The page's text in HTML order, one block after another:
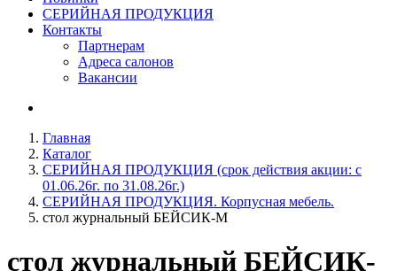
СЕРИЙНАЯ ПРОДУКЦИЯ
Контакты
Партнерам
Адреса салонов
Вакансии
Главная
Каталог
СЕРИЙНАЯ ПРОДУКЦИЯ (срок действия акции: с
01.06.26г. по 31.08.26г.)
СЕРИЙНАЯ ПРОДУКЦИЯ. Корпусная мебель.
стол журнальный БЕЙСИК-M
стол журнальный БЕЙСИК-